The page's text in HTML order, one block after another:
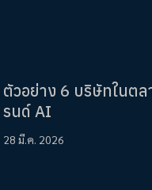
ตัวอย่าง 6 บริษัทในต
รนด์ AI
28 มี.ค. 2026